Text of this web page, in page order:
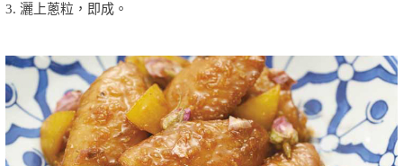
3. 灑上蔥粒，即成。